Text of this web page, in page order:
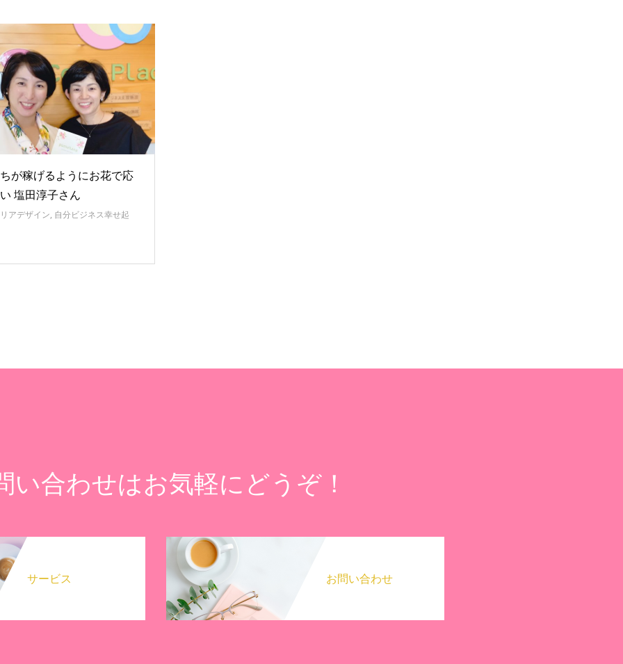
が稼げるようにお花で応
塩田淳子さん
アデザイン, 自分ビジネス幸せ起
い合わせはお気軽にどうぞ！
サービス お問い合わせ